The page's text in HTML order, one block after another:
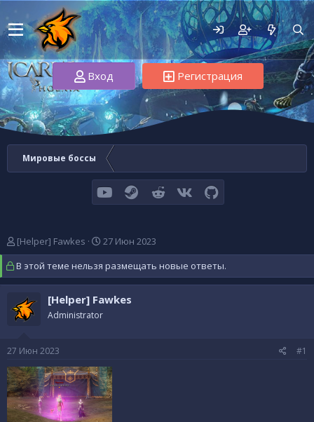
Вход Регистрация
Мировые боссы
youtubeSteamReddit VK GitHub
А
в
т
о
т
е
[Helper] Fawkes
Д
а
т
а
а
ч
27 Июн 2023
В этой теме нельзя размещать новые ответы.
[Helper] Fawkes
Administrator
27 Июн 2023 #1